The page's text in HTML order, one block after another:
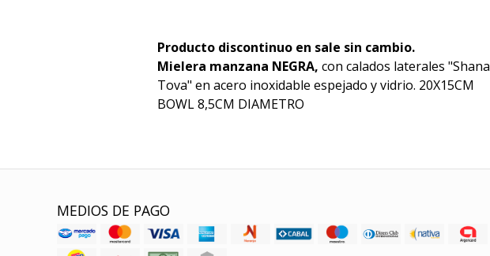
Producto discontinuo en sale sin cambio.
Mielera manzana NEGRA, con calados laterales "Shana
Tova" en acero inoxidable espejado y vidrio. 20X15CM
BOWL 8,5CM DIAMETRO
MEDIOS DE PAGO